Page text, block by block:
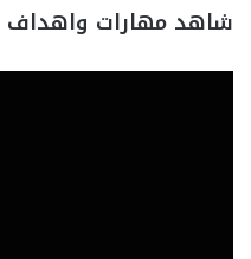
شاهد مهارات واهداف